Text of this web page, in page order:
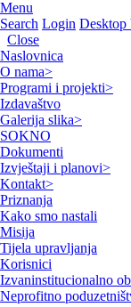
Menu
Search Login Desktop
Close
Naslovnica
O nama>
Programi i projekti>
Izdavaštvo
Galerija slika>
SOKNO
Dokumenti
Izvještaji i planovi>
Kontakt>
Priznanja
Kako smo nastali
Misija
Tijela upravljanja
Korisnici
Izvaninstitucionalno
Neprofitno